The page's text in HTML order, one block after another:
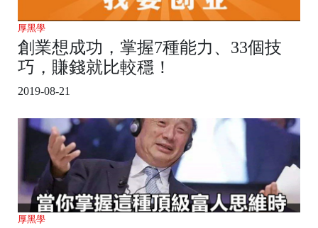
厚黑學
創業想成功，掌握7種能力、33個技
巧，賺錢就比較穩！
2019-08-21
厚黑學